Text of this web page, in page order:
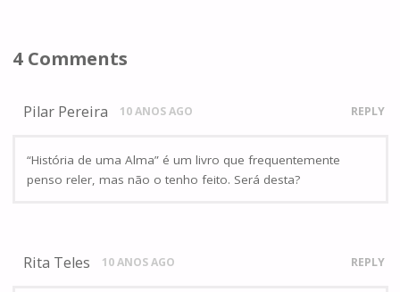
4 Comments
Pilar Pereira 10 ANOS AGO REPLY
“História de uma Alma” é um livro que frequentemente
penso reler, mas não o tenho feito. Será desta?
Rita Teles 10 ANOS AGO REPLY